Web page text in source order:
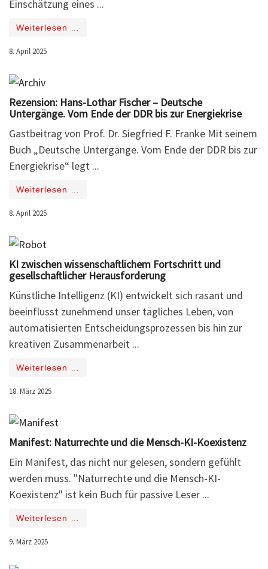
Einschätzung eines ...
Weiterlesen …
8. April 2025
Rezension: Hans-Lothar Fischer – Deutsche
Untergänge. Vom Ende der DDR bis zur Energiekrise
Gastbeitrag von Prof. Dr. Siegfried F. Franke Mit seinem
Buch „Deutsche Untergänge. Vom Ende der DDR bis zur
Energiekrise“ legt ...
Weiterlesen …
8. April 2025
KI zwischen wissenschaftlichem Fortschritt und
gesellschaftlicher Herausforderung
Künstliche Intelligenz (KI) entwickelt sich rasant und
beeinflusst zunehmend unser tägliches Leben, von
automatisierten Entscheidungsprozessen bis hin zur
kreativen Zusammenarbeit ...
Weiterlesen …
18. März 2025
Manifest: Naturrechte und die Mensch-KI-Koexistenz
Ein Manifest, das nicht nur gelesen, sondern gefühlt
werden muss. "Naturrechte und die Mensch-KI-
Koexistenz" ist kein Buch für passive Leser ...
Weiterlesen …
9. März 2025